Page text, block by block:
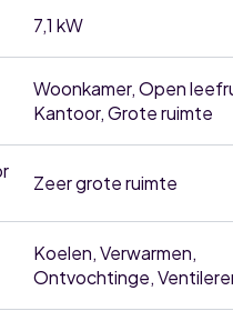
7,1 kW
Woonkamer, Open
Kantoor, Grote ruimte
Zeer grote ruimte
Koelen, Verwarmen,
Ontvochtinge,